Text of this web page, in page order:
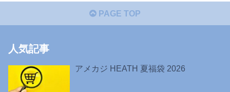
PAGE TOP
人気記事
アメカジ HEATH 夏福袋 2026